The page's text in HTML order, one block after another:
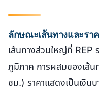
ลักษณะเส้นทางและราค
เส้นทางส่วนใหญ่ที่ REP
ภูมิภาค การผสมของเส้น
ชม.) ราคาแสดงเป็นเงิน